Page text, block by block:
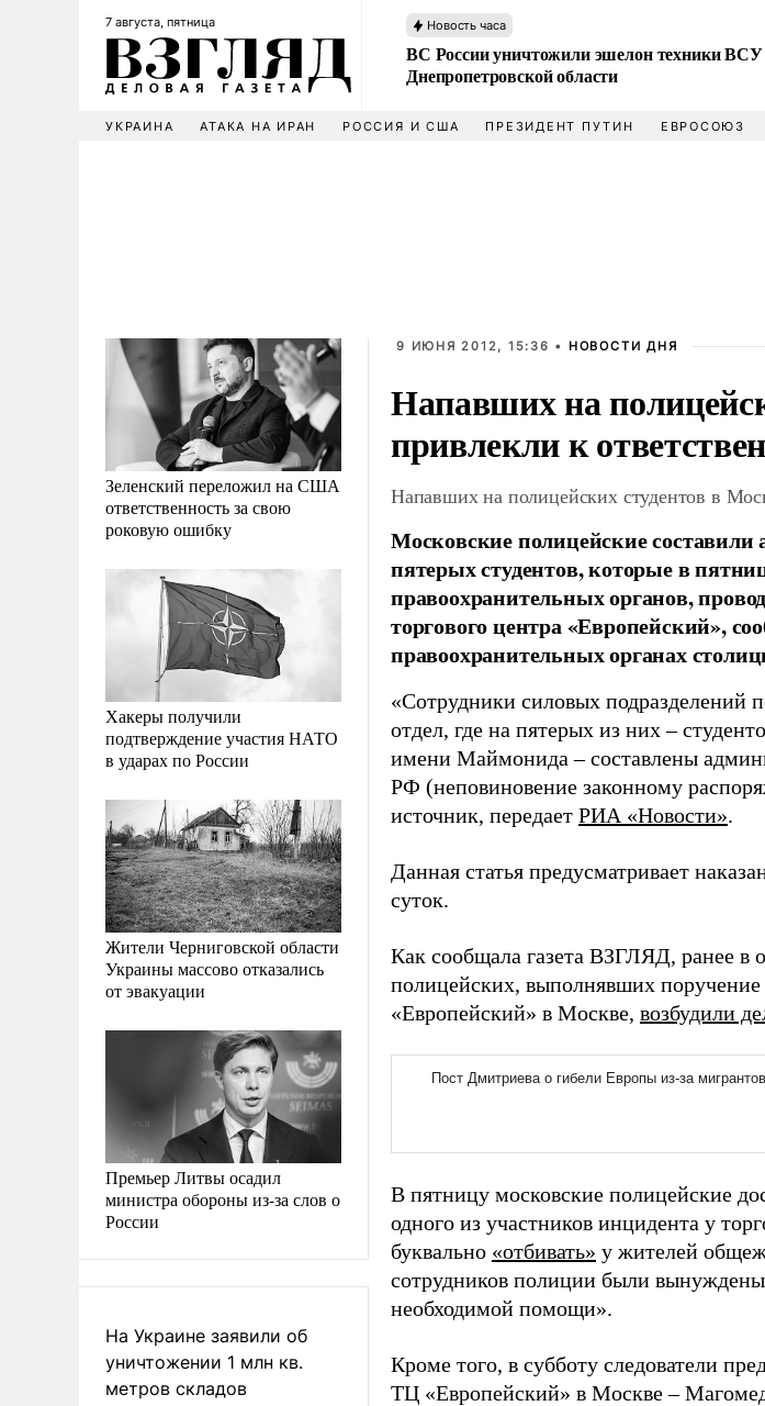
7 августа, пятница Новость часа
ВС России уничтожили эшелон техники
Днепропетровской области
УКРАИНА АТАКА НА ИРАН РОССИЯ И США ПРЕЗИДЕНТ ПУТИН ЕВРОСОЮЗ
Зеленский переложил на США
ответственность за свою
роковую ошибку
Хакеры получили
подтверждение участия НАТО
в ударах по России
Жители Черниговской области
Украины массово отказались
от эвакуации
Премьер Литвы осадил
министра обороны из-за слов о
России
На Украине заявили об
уничтожении 1 млн кв.
метров складов
9 ИЮНЯ 2012, 15:36 • НОВОСТИ ДНЯ
Напавших на
привлекли к
Напавших на полицейских студентов в
Московские полицейские
пятерых студентов, которые в
правоохранительных органов,
торгового центра «Европейский»,
правоохранительных органах
«Сотрудники силовых подразделений
отдел, где на пятерых из них–
имени Маймонида–составлены
РФ (неповиновение законному
источник, передает РИА «Новости».
Данная статья предусматривает
суток.
Как сообщала газета ВЗГЛЯД, ранее
полицейских, выполнявших поручение
«Европейский» в Москве, возбудили
В пятницу московские полицейские
одного из участников инцидента у
буквально «отбивать» у жителей
сотрудников полиции были
необходимой помощи».
Кроме того, в субботу следователи
ТЦ «Европейский» в Москве –